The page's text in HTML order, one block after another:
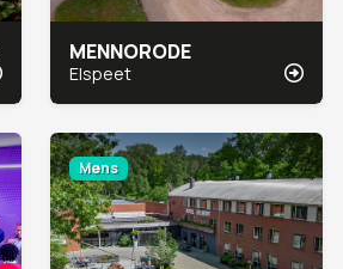
MENNORODE
Elspeet
Mens